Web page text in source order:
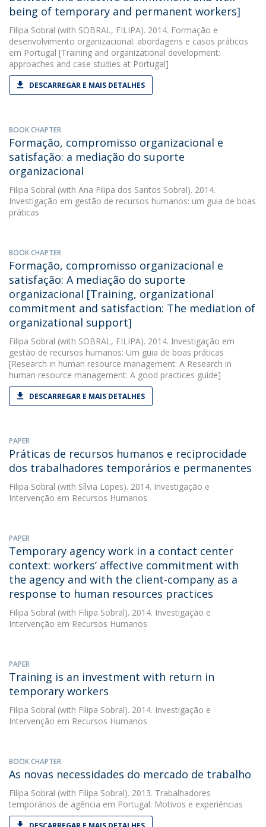
being of temporary and permanent workers]
Filipa Sobral (with SOBRAL, FILIPA). 2014. Formação e
desenvolvimento organizacional: abordagens e casos práticos
em Portugal [Training and organizational development:
approaches and case studies at Portugal]
DESCARREGAR E MAIS DETALHES
BOOK CHAPTER
Formação, compromisso organizacional e
satisfação: a mediação do suporte
organizacional
Filipa Sobral (with Ana Filipa dos Santos Sobral). 2014.
Investigação em gestão de recursos humanos: um guia de boas
práticas
BOOK CHAPTER
Formação, compromisso organizacional e
satisfação: A mediação do suporte
organizacional [Training, organizational
commitment and satisfaction: The mediation of
organizational support]
Filipa Sobral (with SOBRAL, FILIPA). 2014. Investigação em
gestão de recursos humanos: Um guia de boas práticas
[Research in human resource management: A Research in
human resource management: A good practices guide]
DESCARREGAR E MAIS DETALHES
PAPER
Práticas de recursos humanos e reciprocidade
dos trabalhadores temporários e permanentes
Filipa Sobral (with Sílvia Lopes). 2014. Investigação e
Intervenção em Recursos Humanos
PAPER
Temporary agency work in a contact center
context: workers’ affective commitment with
the agency and with the client-company as a
response to human resources practices
Filipa Sobral (with Filipa Sobral). 2014. Investigação e
Intervenção em Recursos Humanos
PAPER
Training is an investment with return in
temporary workers
Filipa Sobral (with Filipa Sobral). 2014. Investigação e
Intervenção em Recursos Humanos
BOOK CHAPTER
As novas necessidades do mercado de trabalho
Filipa Sobral (with Filipa Sobral). 2013. Trabalhadores
temporários de agência em Portugal: Motivos e experiências